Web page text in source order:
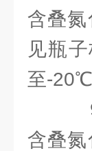
含叠
见瓶
至-20℃
含叠